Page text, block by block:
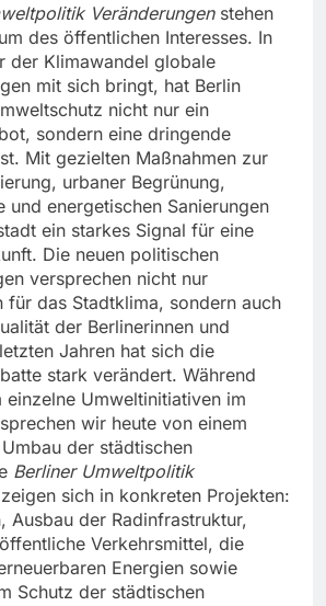
Veränderungenstehen
des öffentlichen Interesses. In
der Klimawandel globale
mit sich bringt, hat Berlin
nicht nur ein
sondern eine dringende
Mit gezielten Maßnahmen zur
urbaner Begrünung,
und energetischen Sanierungen
ein starkes Signal für eine
Die neuen politischen
versprechen nicht nur
für das Stadtklima, sondern auch
der Berlinerinnen und
Jahren hat sich die
stark verändert. Während
Umweltinitiativen im
wir heute von einem
der städtischen
Berliner Umweltpolitik
sich in konkreten Projekten:
Ausbau der Radinfrastruktur,
Verkehrsmittel, die
Energien sowie
Schutz der städtischen